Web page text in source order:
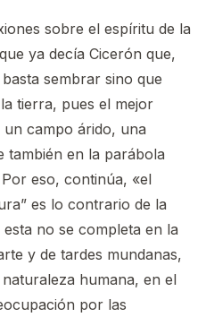
sobre el espíritu de la
ya decía Cicerón que,
sembrar sino que
tierra, pues el mejor
campo árido, una
también en la parábola
eso, continúa, «el
es lo contrario de la
no se completa en la
y de tardes mundanas,
humana, en el
por las